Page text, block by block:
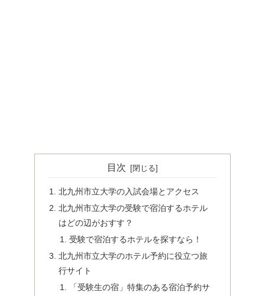
目次
北九州市立大学の入試会場とアクセス
北九州市立大学の受験で宿泊するホテル
はどの辺がおすす？
受験で宿泊するホテルを探すなら！
北九州市立大学のホテル予約に役立つ旅
行サイト
「受験生の宿」特集のある宿泊予約サ